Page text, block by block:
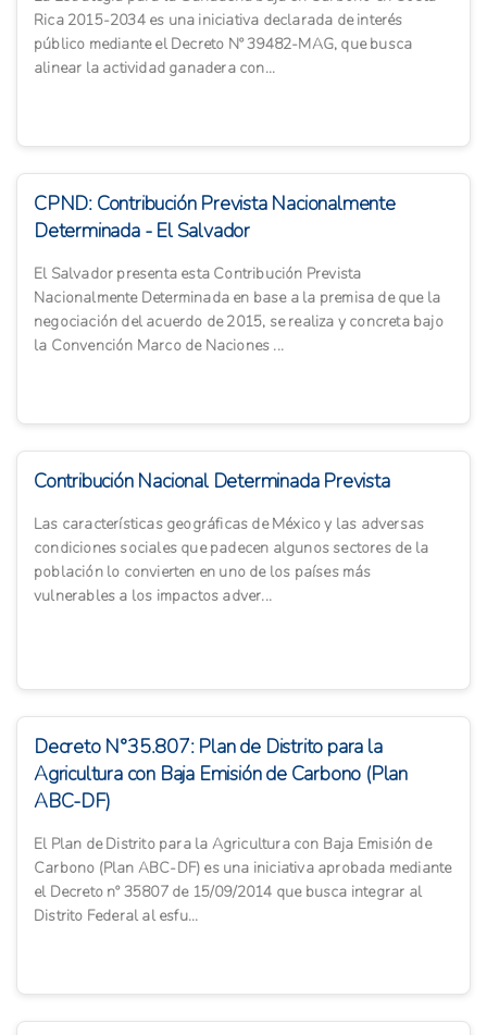
Rica 2015-2034 es una iniciativa declarada de interés
público mediante el Decreto Nº 39482-MAG, que busca
alinear la actividad ganadera con...
CPND: Contribución Prevista Nacionalmente
Determinada - El Salvador
El Salvador presenta esta Contribución Prevista
Nacionalmente Determinada en base a la premisa de que la
negociación del acuerdo de 2015, se realiza y concreta bajo
la Convención Marco de Naciones ...
Contribución Nacional Determinada Prevista
Las características geográficas de México y las adversas
condiciones sociales que padecen algunos sectores de la
población lo convierten en uno de los países más
vulnerables a los impactos adver...
Decreto N°35.807: Plan de Distrito para la
Agricultura con Baja Emisión de Carbono (Plan
ABC-DF)
El Plan de Distrito para la Agricultura con Baja Emisión de
Carbono (Plan ABC-DF) es una iniciativa aprobada mediante
el Decreto nº 35807 de 15/09/2014 que busca integrar al
Distrito Federal al esfu...